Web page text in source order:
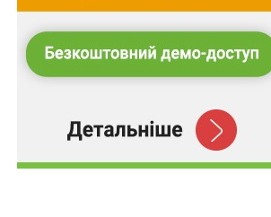
військовим рівнем розвитку
державах та регіонах. При цьому
технічному відношенні країни
організацій мають можливість
більш розвинутих країн для
викриття комп’ютерних злочинів.